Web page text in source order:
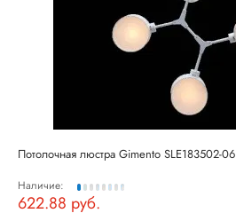
Потолочная люстра Gimento SLE183502-06
Наличие:
622.88 руб.